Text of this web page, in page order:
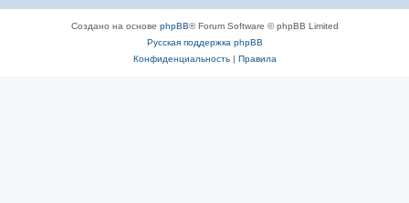
Создано на основе phpBB® Forum Software © phpBB Limited
Русская поддержка phpBB
Конфиденциальность| Правила